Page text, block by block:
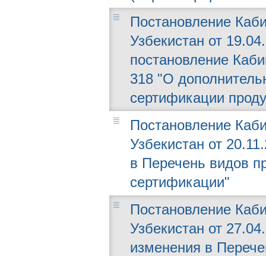
Постановление
Узбекистан от
постановление
318 "О
сертификации
Постановление
Узбекистан от
в Перечень видов
сертификации"
Постановление
Узбекистан от
изменения в